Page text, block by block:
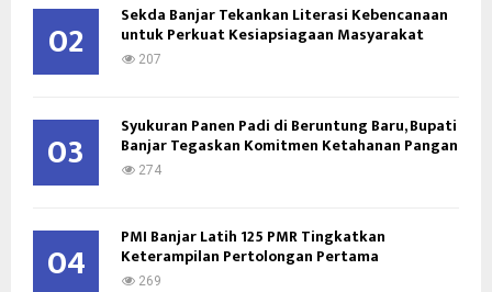
H
02 Sekda Banjar Tekankan Literasi Kebencanaan
untuk Perkuat Kesiapsiagaan Masyarakat
207
03 Syukuran Panen Padi di Beruntung Baru, Bupati
Banjar Tegaskan Komitmen Ketahanan Pangan
274
04 PMI Banjar Latih 125 PMR Tingkatkan
Keterampilan Pertolongan Pertama
269